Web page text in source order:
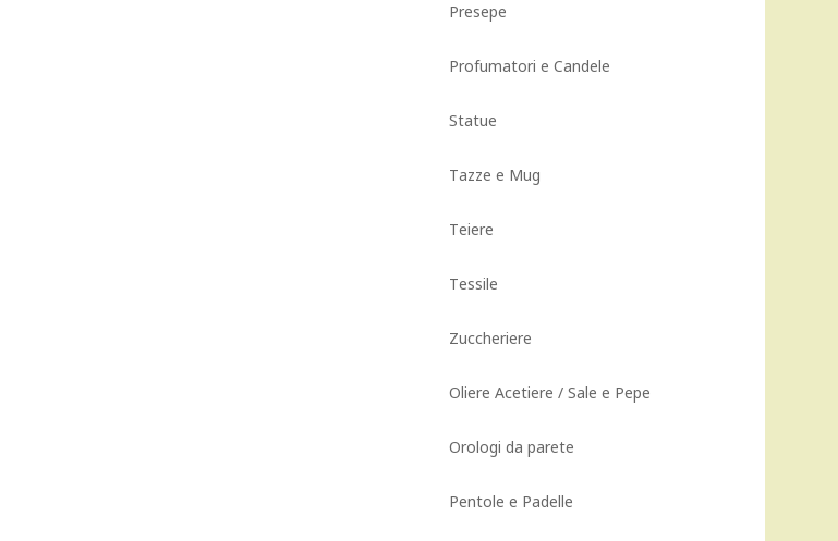
Presepe
Profumatori e Candele
Statue
Tazze e Mug
Teiere
Tessile
Zuccheriere
Oliere Acetiere / Sale e Pepe
Orologi da parete
Pentole e Padelle